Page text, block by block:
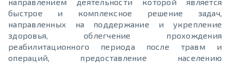
быстрое и комплексное решение задач,
направленных на поддержание и укрепление
здоровья, облегчение прохождения
реабилитационного периода после травм и
операций, предоставление населению